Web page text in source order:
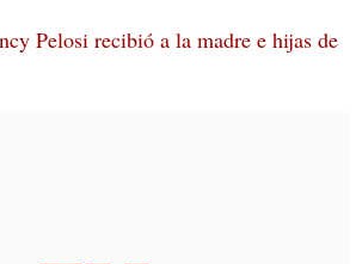
Pelosi recibió a la madre e hijas de